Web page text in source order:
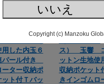
いいえ
Copyright (c) Manzoku
ディース Ｅ
用した内玉６
パール付き
ーター収納ポ
ット付Ｔバッ
Kanon Works
ス） 玉響
ットン生地使
収納ポケット
きインゴムロ